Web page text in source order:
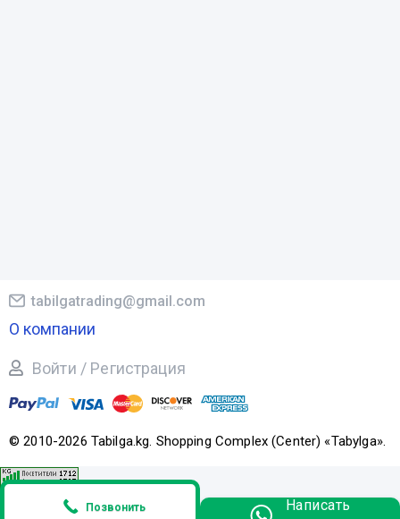
© 2010-2026 Tabilga.kg. Shopping Complex (Center) «Tabylga».
tabilgatrading@gmail.com
О компании
Войти / Регистрация
Написать
Позвонить